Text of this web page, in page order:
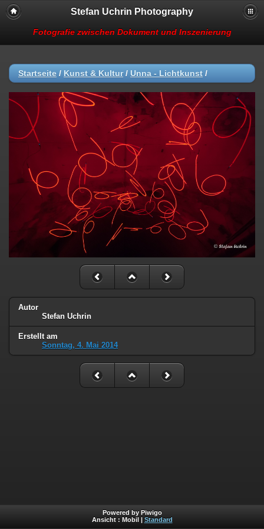
Stefan Uchrin Photography
Fotografie zwischen Dokument und Inszenierung
Startseite / Kunst & Kultur/ Unna - Lichtkunst /
Autor
Stefan Uchrin
Erstellt am
Sonntag, 4. Mai 2014
Powered by Piwigo
Ansicht : Mobil Standard